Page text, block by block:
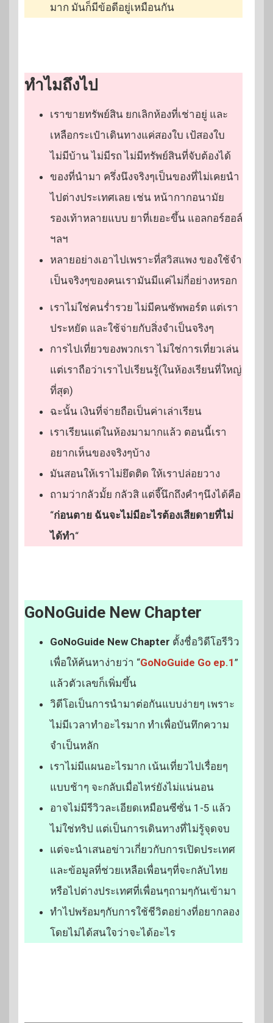
มาก มันก็มีข้อดีอยู่เหมือนกัน
ทำไมถึงไป
เราขายทรัพย์สิน ยกเลิกห้องที่เช่าอยู่ และ
เหลือกระเป๋าเดินทางแค่สองใบ เป้สองใบ
ไม่มีบ้าน ไม่มีรถ ไม่มีทรัพย์สินที่จับต้องได้
ของที่นำมา ครึ่งนึงจริงๆเป็นของที่ไม่เคยนำ
ไปต่างประเทศเลย เช่น หน้ากากอนามัย
รองเท้าหลายแบบ ยาที่เยอะขึ้น แอลกอร์ฮอล์
ฯลฯ
หลายอย่างเอาไปเพราะที่สวิสแพง ของใช้จำ
เป็นจริงๆของคนเรามันมีแค่ไม่กี่อย่างหรอก
เราไม่ใช่คนร่ำรวย ไม่มีคนซัพพอร์ต แต่เรา
ประหยัด และใช้จ่ายกับสิ่งจำเป็นจริงๆ
การไปเที่ยวของพวกเรา ไม่ใช่การเที่ยวเล่น
แต่เราถือว่าเราไปเรียนรู้(ในห้องเรียนที่ใหญ่
ที่สุด)
ฉะนั้น เงินที่จ่ายถือเป็นค่าเล่าเรียน
เราเรียนแต่ในห้องมามากแล้ว ตอนนี้เรา
อยากเห็นของจริงๆบ้าง
มันสอนให้เราไม่ยึดติด ให้เราปล่อยวาง
ถามว่ากลัวมั้ย กลัวสิ แต่จี๊นึกถึงคำๆนึงได้คือ
“ก่อนตาย ฉันจะไม่มีอะไรต้องเสียดายที่ไม่
ได้ทำ“
GoNoGuide New Chapter
GoNoGuide New Chapter ตั้งชื่อวิดีโอรีวิว
เพื่อให้ค้นหาง่ายว่า “GoNoGuide Go ep.1”
แล้วตัวเลขก็เพิ่มขึ้น
วิดีโอเป็นการนำมาต่อกันแบบง่ายๆ เพราะ
ไม่มีเวลาทำอะไรมาก ทำเพื่อบันทึกความ
จำเป็นหลัก
เราไม่มีแผนอะไรมาก เน้นเที่ยวไปเรื่อยๆ
แบบช้าๆ จะกลับเมื่อไหร่ยังไม่แน่นอน
อาจไม่มีรีวิวละเอียดเหมือนซีซั่น 1-5 แล้ว
ไม่ใช่ทริป แต่เป็นการเดินทางที่ไม่รู้จุดจบ
แต่จะนำเสนอข่าวเกี่ยวกับการเปิดประเทศ
และข้อมูลที่ช่วยเหลือเพื่อนๆที่จะกลับไทย
หรือไปต่างประเทศที่เพื่อนๆถามๆกันเข้ามา
ทำไปพร้อมๆกับการใช้ชีวิตอย่างที่อยากลอง
โดยไม่ได้สนใจว่าจะได้อะไร